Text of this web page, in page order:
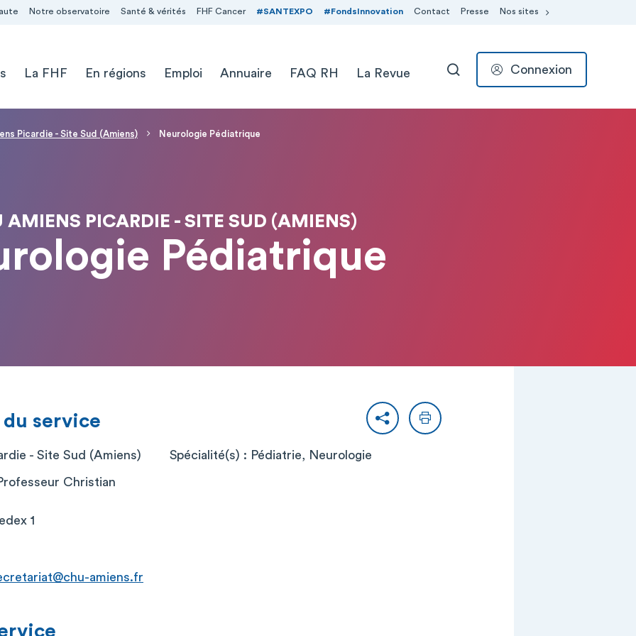
Notre observatoire Santé & vérités FHF Cancer #SANTEXPO #FondsInnovation Contact Presse Nos sites
La FHF En régions Emploi Annuaire FAQ RH La Revue RECHERCHER
Connexion
Picardie - Site Sud (Amiens) Neurologie Pédiatrique
AMIENS PICARDIE - SITE SUD (AMIENS)
Pédiatrique
PartagerImprimer
service
- Site Sud (Amiens)
Christian
1
amiens.fr
Spécialité(s) : Pédiatrie, Neurologie